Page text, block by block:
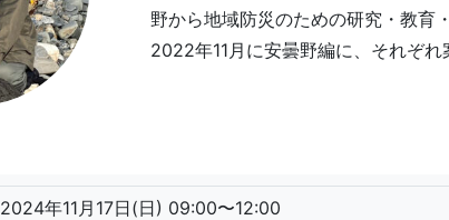
野から地域防災のための研究・教育
2022年11月に安曇野編に、それぞれ
2024年11月17日(日) 09:00〜12:00